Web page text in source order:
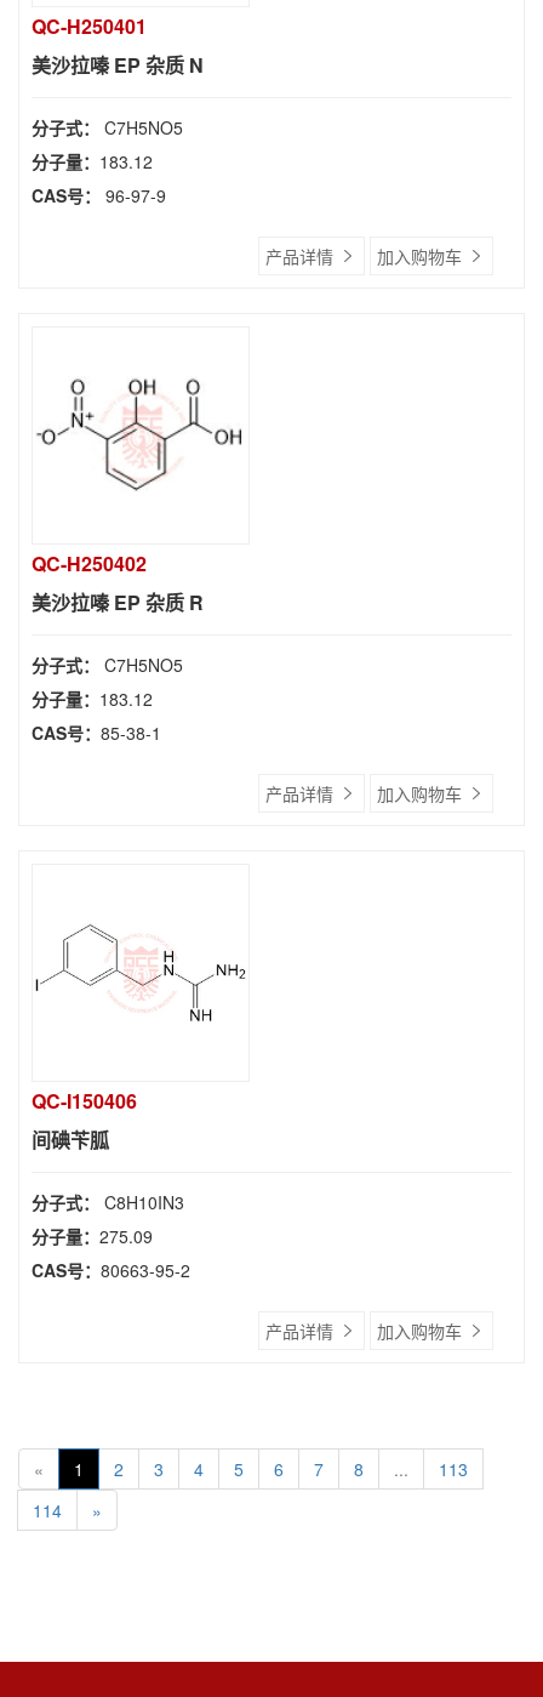
QC-H250401
美沙拉嗪 EP 杂质 N
分子式： C7H5NO5
分子量： 183.12
CAS号：
96-97-9
产品详情 加入购物车
QC-H250402
美沙拉嗪 EP 杂质 R
分子式： C7H5NO5
分子量： 183.12
CAS号： 85-38-1
产品详情 加入购物车
QC-I150406
间碘苄胍 ​​
分子式： C8H10IN3
分子量： 275.09
CAS号： 80663-95-2
产品详情 加入购物车
« 1 2 3 4 5 6 7 8 ...
113
114
»